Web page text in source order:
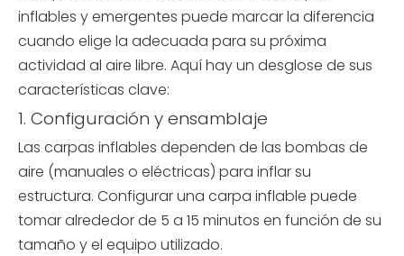
inflables y emergentes puede marcar la diferencia
cuando elige la adecuada para su próxima
actividad al aire libre. Aquí hay un desglose de sus
características clave:
1. Configuración y ensamblaje
Las carpas inflables dependen de las bombas de
aire (manuales o eléctricas) para inflar su
estructura. Configurar una carpa inflable puede
tomar alrededor de 5 a 15 minutos en función de su
tamaño y el equipo utilizado.